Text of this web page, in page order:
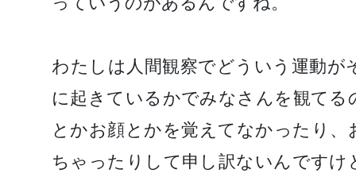
わたしは人間観察でどういう運動が
に起きているかでみなさんを観てる
とかお顔とかを覚えてなかったり、
ちゃったりして申し訳ないんですけ